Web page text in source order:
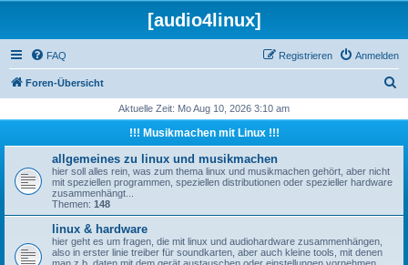
[audio4linux]
FAQ Anmelden
Registrieren
Foren-Übersicht
h
Aktuelle Zeit: Mo Aug 10, 2026 3:10 am
!!! Musikmachen mit Linux !!!
allgemeines zu linux und musikmachen
hier soll alles rein, was zum thema linux und musikmachen gehört, aber nicht
mit speziellen programmen, speziellen distributionen oder spezieller hardware
zusammenhängt...
Themen: 148
linux & hardware
hier geht es um fragen, die mit linux und audiohardware zusammenhängen,
also in erster linie treiber für soundkarten, aber auch kleine tools, mit denen